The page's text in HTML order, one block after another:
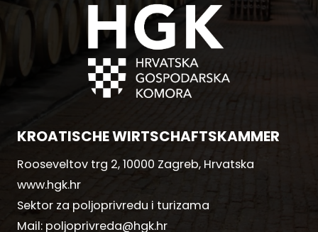
KROATISCHE WIRTSCHAFTSKAMMER
Rooseveltov trg 2, 10000 Zagreb, Hrvatska
www.hgk.hr
Sektor za poljoprivredu i turizama
Mail: poljoprivreda@hgk.hr